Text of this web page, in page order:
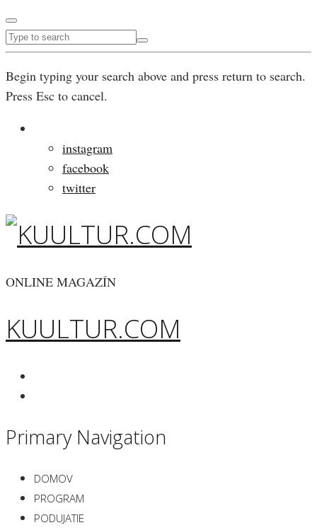
Begin typing your search above and press return to search.
Press Esc to cancel.
instagram
facebook
twitter
ONLINE MAGAZÍN
KUULTUR.COM
Primary Navigation
DOMOV
PROGRAM
PODUJATIE